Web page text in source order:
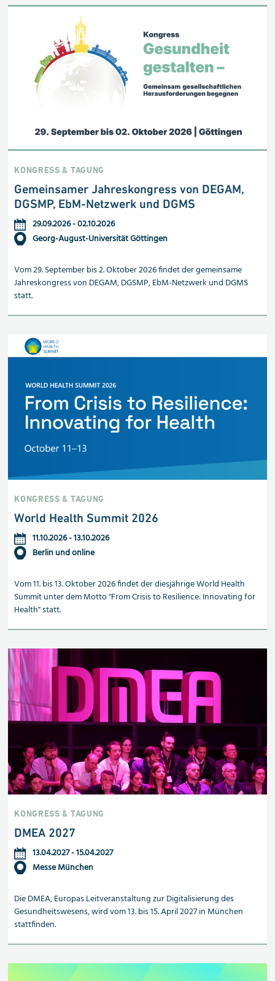
KONGRESS & TAGUNG
Gemeinsamer Jahreskongress von DEGAM,
DGSMP, EbM-Netzwerk und DGMS
29.09.2026-02.10.2026
Georg-August-Universität Göttingen
Vom 29. September bis 2. Oktober 2026 findet der gemeinsame
Jahreskongress von DEGAM, DGSMP, EbM-Netzwerk und DGMS
statt.
KONGRESS & TAGUNG
World Health Summit 2026
11.10.2026-13.10.2026
Berlin und online
Vom 11. bis 13. Oktober 2026 findet der diesjährige World Health
Summit unter dem Motto "From Crisis to Resilience: Innovating for
Health" statt.
KONGRESS & TAGUNG
DMEA 2027
13.04.2027-15.04.2027
Messe München
Die DMEA, Europas Leitveranstaltung zur Digitalisierung des
Gesundheitswesens, wird vom 13. bis 15. April 2027 in München
stattfinden.